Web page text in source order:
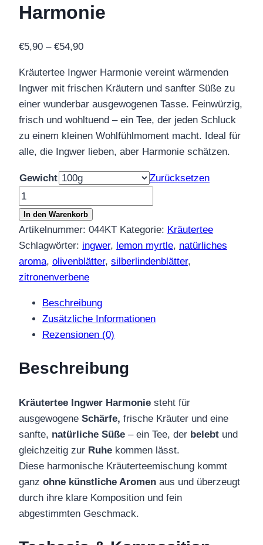
Harmonie
€5,90 – €54,90Preisspanne:
bis
€54,90
Kräutertee Ingwer Harmonie vereint wärmenden
Ingwer mit frischen Kräutern und sanfter Süße zu
einer wunderbar ausgewogenen Tasse. Feinwürzig,
frisch und wohltuend – ein Tee, der jeden Schluck
zu einem kleinen Wohlfühlmoment macht. Ideal für
alle, die Ingwer lieben, aber Harmonie schätzen.
Gewicht
Zurücksetzen
Kräutertee
Ingwer
Harmonie
Menge
In den Warenkorb
Artikelnummer: 044KT Kategorie: Kräutertee
Schlagwörter: ingwer, lemon myrtle, natürliches
aroma, olivenblätter, silberlindenblätter,
zitronenverbene
Beschreibung
Zusätzliche Informationen
Rezensionen (0)
Beschreibung
Kräutertee Ingwer Harmonie steht für
ausgewogene Schärfe, frische Kräuter und eine
sanfte, natürliche Süße – ein Tee, der belebt und
gleichzeitig zur Ruhe kommen lässt.
Diese harmonische Kräuterteemischung kommt
ganz ohne künstliche Aromen aus und überzeugt
durch ihre klare Komposition und fein
abgestimmten Geschmack.